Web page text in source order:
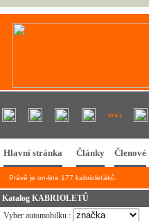
Hlavní stránka Články Členové
Právě je on-line 177 kabrioleťáků.
Katalog KABRIOLETŮ
Vyber automobilku :